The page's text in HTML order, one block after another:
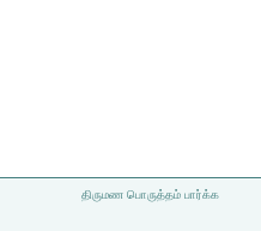
திருமண பொருத்தம் பார்க்க